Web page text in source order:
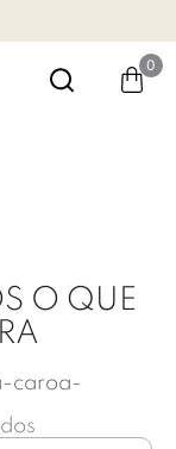
0
O QUE
caroa-